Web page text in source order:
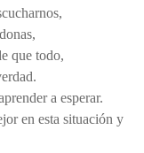
que todo,
a esperar.
en esta situación y